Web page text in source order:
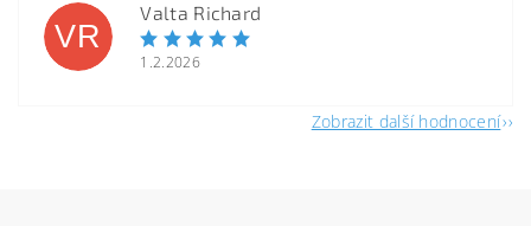
VR
Valta Richard
1.2.2026
Zobrazit další hodnocení